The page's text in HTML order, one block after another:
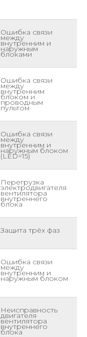
Ошибка связи
между
внутренним и
наружным
блоками
Ошибка связи
между
внутренним
блоком и
проводным
пультом
Ошибка связи
между
внутренним и
наружным блоком
(LED=15)
Перегрузка
электродвигателя
вентилятора
внутреннего
блока
Защита трёх фаз
Ошибка связи
между
внутренним и
наружным блоком
Неисправность
двигателя
вентилятора
внутреннего
блока